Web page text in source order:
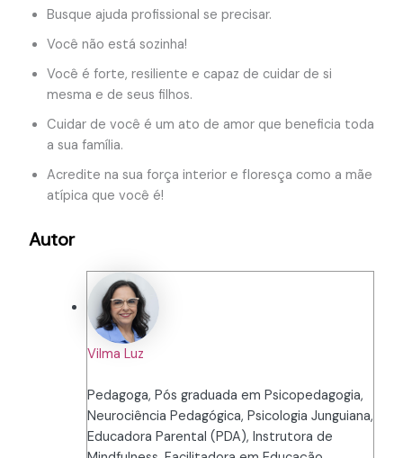
Busque ajuda profissional se precisar.
Você não está sozinha!
Você é forte, resiliente e capaz de cuidar de si
mesma e de seus filhos.
Cuidar de você é um ato de amor que beneficia toda
a sua família.
Acredite na sua força interior e floresça como a mãe
atípica que você é!
Autor
Vilma Luz
Pedagoga, Pós graduada em Psicopedagogia,
Neurociência Pedagógica, Psicologia Junguiana,
Educadora Parental (PDA), Instrutora de